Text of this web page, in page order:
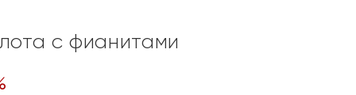
с фианитами